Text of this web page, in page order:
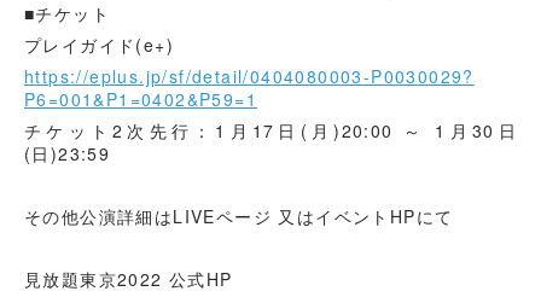
■チケット
プレイガイド(e+)
https://eplus.jp/sf/detail/0404080003-P0030029?
P6=001&P1=0402&P59=1
チケット2次先行：1月17日(月)20:00 ～ 1月30日
(日)23:59
その他公演詳細はLIVEページ 又はイベントHPにて
見放題東京2022 公式HP